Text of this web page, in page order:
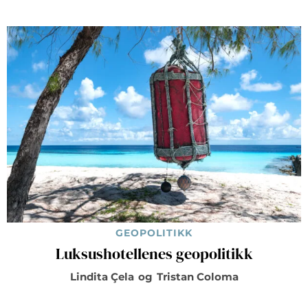
GEOPOLITIKK
Luksushotellenes geopolitikk
Lindita Çela og Tristan Coloma